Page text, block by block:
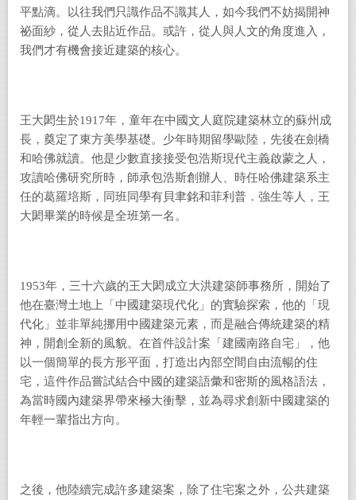
平點滴。以往我們只識作品不識其人，如今我們不妨揭開神
祕面紗，從人去貼近作品。或許，從人與人文的角度進入，
我們才有機會接近建築的核心。
王大閎生於1917年，童年在中國文人庭院建築林立的蘇州成
長，奠定了東方美學基礎。少年時期留學歐陸，先後在劍橋
和哈佛就讀。他是少數直接接受包浩斯現代主義啟蒙之人，
攻讀哈佛研究所時，師承包浩斯創辦人、時任哈佛建築系主
任的葛羅培斯，同班同學有貝聿銘和菲利普．強生等人，王
大閎畢業的時候是全班第一名。
1953年，三十六歲的王大閎成立大洪建築師事務所，開始了
他在臺灣土地上「中國建築現代化」的實驗探索，他的「現
代化」並非單純挪用中國建築元素，而是融合傳統建築的精
神，開創全新的風貌。在首件設計案「建國南路自宅」，他
以一個簡單的長方形平面，打造出內部空間自由流暢的住
宅，這件作品嘗試結合中國的建築語彙和密斯的風格語法，
為當時國內建築界帶來極大衝擊，並為尋求創新中國建築的
年輕一輩指出方向。
之後，他陸續完成許多建築案，除了住宅案之外，公共建築